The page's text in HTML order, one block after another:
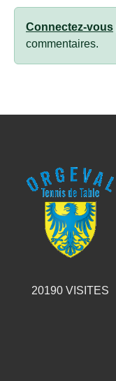
Connectez-vous
commentaires.
20190VISITES